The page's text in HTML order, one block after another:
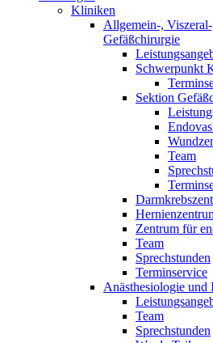
Kliniken
Allgemein-,
Gefäßchirurgie
Schwerpunkt
Sektion
Team
Zentrum für
Team
Sprechstunden
Terminservice
Anästhesiologie und
Team
Sprechstunden